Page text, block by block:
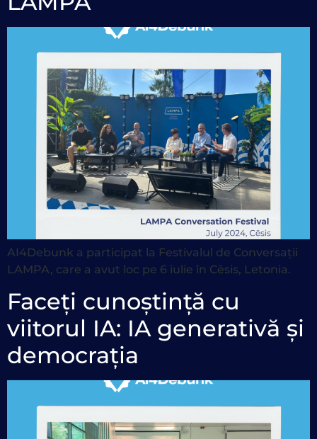
AI4Debunk a participat la Festivalul de Conversații
LAMPA, care a avut loc pe 6 iulie în Cēsis, Letonia.
Faceți cunoștință cu
viitorul IA: IA generativă și
democrația